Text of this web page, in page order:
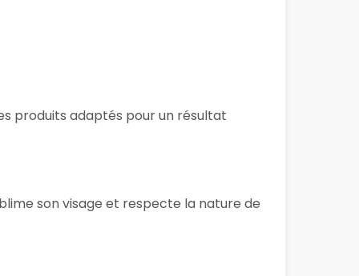
produits adaptés pour un résultat
son visage et respecte la nature de